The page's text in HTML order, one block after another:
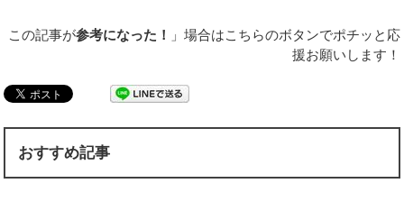
この記事が参考になった！
」場合はこちらのボタンでポチッと応
援お願いします！
おすすめ記事